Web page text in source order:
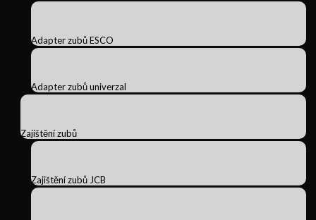
Adapter zubů ESCO
Adapter zubů univerzal
Zajištění zubů
Zajištění zubů JCB